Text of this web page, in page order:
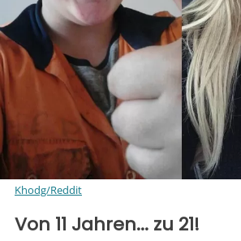
Khodg/Reddit
Von 11 Jahren... zu 21!